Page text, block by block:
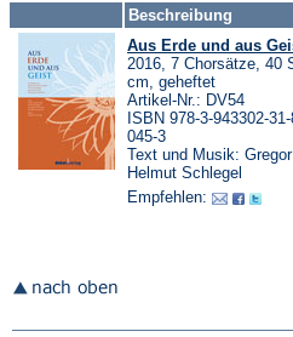
Beschreibung
Aus Erde und aus
2016, 7 Chorsätze, 40
cm, geheftet
Artikel-Nr.: DV54
ISBN 978-3-943302-
045-3
Text und Musik:
Helmut Schlegel
Empfehlen: